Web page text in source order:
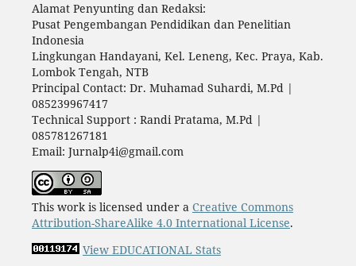
Alamat Penyunting dan Redaksi:
Pusat Pengembangan Pendidikan dan Penelitian
Indonesia
Lingkungan Handayani, Kel. Leneng, Kec. Praya, Kab.
Lombok Tengah, NTB
Principal Contact: Dr. Muhamad Suhardi, M.Pd |
085239967417
Technical Support : Randi Pratama, M.Pd |
085781267181
Email: Jurnalp4i@gmail.com
This work is licensed under a Creative Commons
Attribution-ShareAlike 4.0 International License.
View EDUCATIONAL Stats